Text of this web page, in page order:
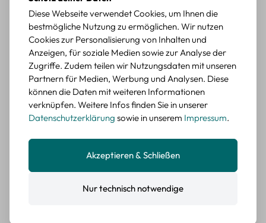
Schöne Motive
Die Sticker passen gut zu meinen Büchern, würde sie
wieder kaufen.
Retro Blumen Sticker Set – 45 Stück mit 15
verschiedene Motive
Farbe: F
Durchschnittliche Bewertung von 5 von 5 Sternen
Tolle Sticker
Schöne Deko-Teile für meine Bücher, es passt zu meinem
Stiel.
BEWERTETER ARTIKEL
Diese Webseite verwendet Cookies, um Ihnen die
bestmögliche Nutzung zu ermöglichen. Wir nutzen
Cookies zur Personalisierung von Inhalten und
Anzeigen, für soziale Medien sowie zur Analyse der
Zugriffe. Zudem teilen wir Nutzungsdaten mit unseren
Partnern für Medien, Werbung und Analysen. Diese
können die Daten mit weiteren Informationen
verknüpfen. Weitere Infos finden Sie in unserer
Datenschutzerklärung sowie in unserem Impressum.
Nur technisch notwendige
Akzeptieren & Schließen